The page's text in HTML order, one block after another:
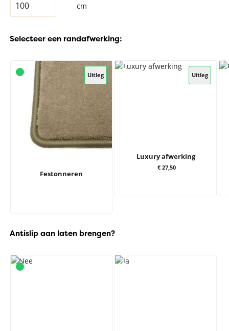
cm
Selecteer een randafwerking:
Uitleg
Festonneren
Uitleg
Luxury afwerking
€ 27,50
Antislip aan laten brengen?